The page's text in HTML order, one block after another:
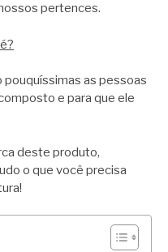
pertences.
as pessoas
e para que ele
deste produto,
o que você precisa